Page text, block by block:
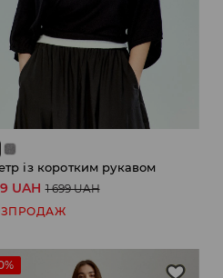
із коротким рукавом
UAH 1 699 UAH